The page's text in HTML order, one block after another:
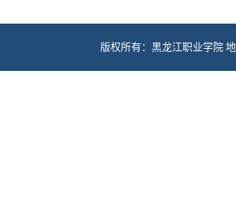
版权所有：黑龙江职业学院